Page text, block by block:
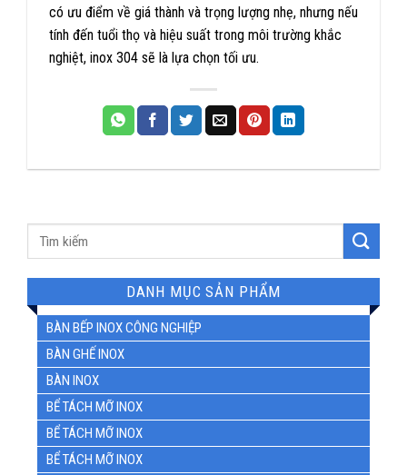
Tìm
kiếm:
DANH MỤC SẢN PHẨM
BÀN BẾP INOX CÔNG NGHIỆP
BÀN GHẾ INOX
BÀN INOX
BỂ TÁCH MỠ INOX
BỂ TÁCH MỠ INOX
BỂ TÁCH MỠ INOX
có ưu điểm về giá thành và trọng lượng nhẹ, nhưng nếu
tính đến tuổi thọ và hiệu suất trong môi trường khắc
nghiệt, inox 304 sẽ là lựa chọn tối ưu.